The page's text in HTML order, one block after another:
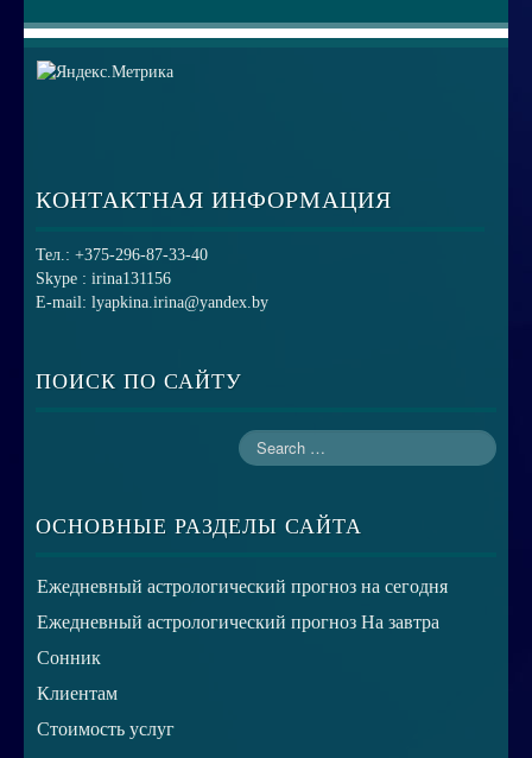
КОНТАКТНАЯ ИНФОРМАЦИЯ
Тел.: +375-296-87-33-40
Skype : irina131156
E-mail: lyapkina.irina@yandex.by
ПОИСК ПО САЙТУ
ОСНОВНЫЕ РАЗДЕЛЫ САЙТА
Ежедневный астрологический прогноз на сегодня
Ежедневный астрологический прогноз На завтра
Сонник
Клиентам
Стоимость услуг